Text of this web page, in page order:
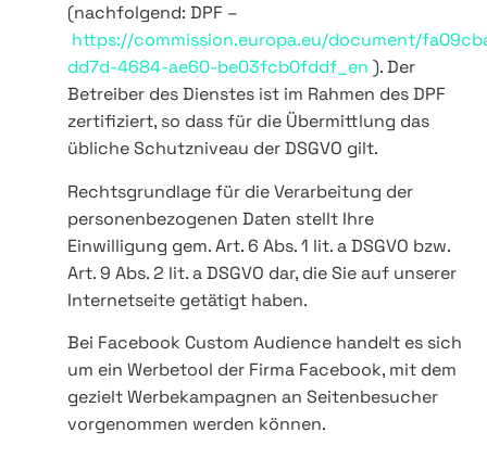
(nachfolgend: DPF –
https://commission.europa.eu/document/
dd7d-4684-ae60-be03fcb0fddf_en ). Der
Betreiber des Dienstes ist im Rahmen des DPF
zertifiziert, so dass für die Übermittlung das
übliche Schutzniveau der DSGVO gilt.
Rechtsgrundlage für die Verarbeitung der
personenbezogenen Daten stellt Ihre
Einwilligung gem. Art. 6 Abs. 1 lit. a DSGVO bzw.
Art. 9 Abs. 2 lit. a DSGVO dar, die Sie auf unserer
Internetseite getätigt haben.
Bei Facebook Custom Audience handelt es sich
um ein Werbetool der Firma Facebook, mit dem
gezielt Werbekampagnen an Seitenbesucher
vorgenommen werden können.